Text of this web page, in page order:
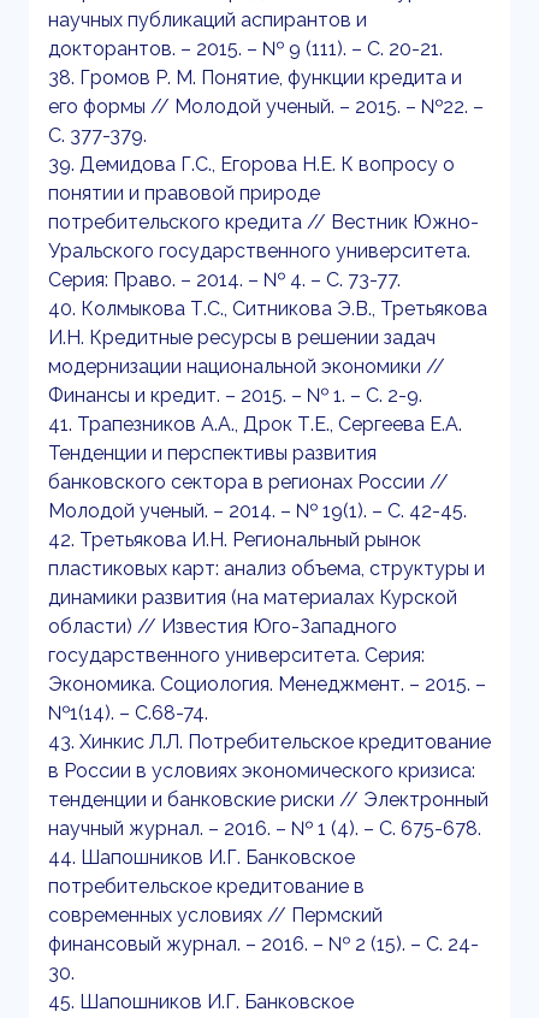
научных публикаций аспирантов и
докторантов. – 2015. – № 9 (111). – С. 20-21.
38. Громов Р. М. Понятие, функции кредита и
его формы // Молодой ученый. – 2015. – №22. –
С. 377-379.
39. Демидова Г.С., Егорова Н.Е. К вопросу о
понятии и правовой природе
потребительского кредита // Вестник Южно-
Уральского государственного университета.
Серия: Право. – 2014. – № 4. – С. 73-77.
40. Колмыкова Т.С., Ситникова Э.В., Третьякова
И.Н. Кредитные ресурсы в решении задач
модернизации национальной экономики //
Финансы и кредит. – 2015. – № 1. – С. 2-9.
41. Трапезников А.А., Дрок Т.Е., Сергеева Е.А.
Тенденции и перспективы развития
банковского сектора в регионах России //
Молодой ученый. – 2014. – № 19(1). – С. 42-45.
42. Третьякова И.Н. Региональный рынок
пластиковых карт: анализ объема, структуры и
динамики развития (на материалах Курской
области) // Известия Юго-Западного
государственного университета. Серия:
Экономика. Социология. Менеджмент. – 2015. –
№1(14). – С.68-74.
43. Хинкис Л.Л. Потребительское кредитование
в России в условиях экономического кризиса:
тенденции и банковские риски // Электронный
научный журнал. – 2016. – № 1 (4). – С. 675-678.
44. Шапошников И.Г. Банковское
потребительское кредитование в
современных условиях // Пермский
финансовый журнал. – 2016. – № 2 (15). – С. 24-
30.
45. Шапошников И.Г. Банковское